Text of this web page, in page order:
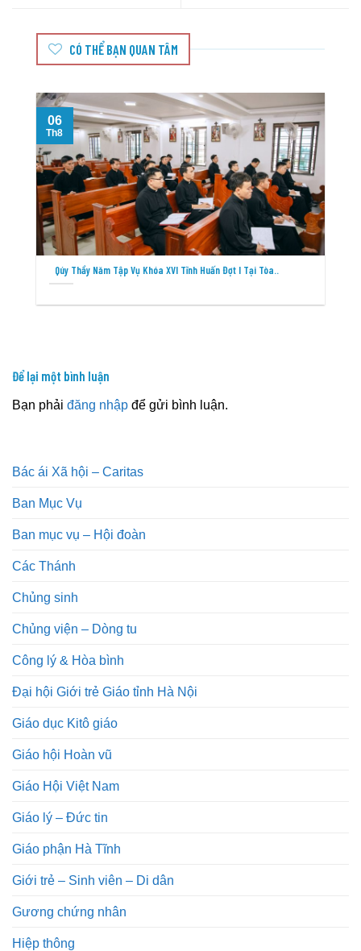
CÓ THỂ BẠN QUAN TÂM
Qúy Thầy Năm Tập Vụ Khóa XVI Tĩnh Huấn Đợt I Tại Tòa..
06
Th8
Để lại một bình luận
Bạn phải đăng nhập để gửi bình luận.
Bác ái Xã hội – Caritas
Ban Mục Vụ
Ban mục vụ – Hội đoàn
Các Thánh
Chủng sinh
Chủng viện – Dòng tu
Công lý & Hòa bình
Đại hội Giới trẻ Giáo tỉnh Hà Nội
Giáo dục Kitô giáo
Giáo hội Hoàn vũ
Giáo Hội Việt Nam
Giáo lý – Đức tin
Giáo phận Hà Tĩnh
Giới trẻ – Sinh viên – Di dân
Gương chứng nhân
Hiệp thông